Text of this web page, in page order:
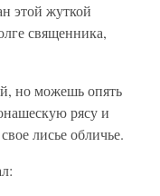
этой жуткой
священника,
но можешь опять
рясу и
лисье обличье.